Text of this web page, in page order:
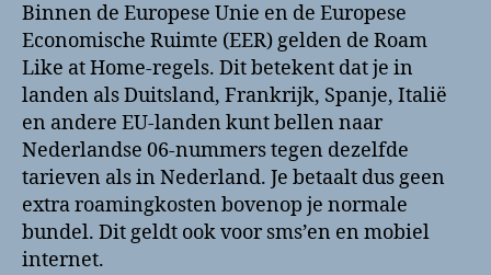
Binnen de Europese Unie en de Europese
Economische Ruimte (EER) gelden de Roam
Like at Home-regels. Dit betekent dat je in
landen als Duitsland, Frankrijk, Spanje, Italië
en andere EU-landen kunt bellen naar
Nederlandse 06-nummers tegen dezelfde
tarieven als in Nederland. Je betaalt dus geen
extra roamingkosten bovenop je normale
bundel. Dit geldt ook voor sms’en en mobiel
internet.